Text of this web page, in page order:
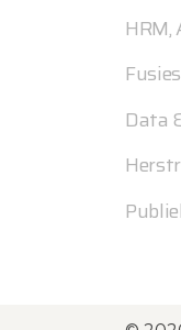
HRM,
Data